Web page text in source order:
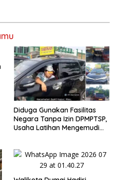
Diduga Gunakan Fasilitas
Negara Tanpa Izin DPMPTSP,
Usaha Latihan Mengemudi